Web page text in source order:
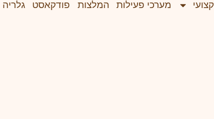
מערכי פעילות המלצות פודקאסט גלריה